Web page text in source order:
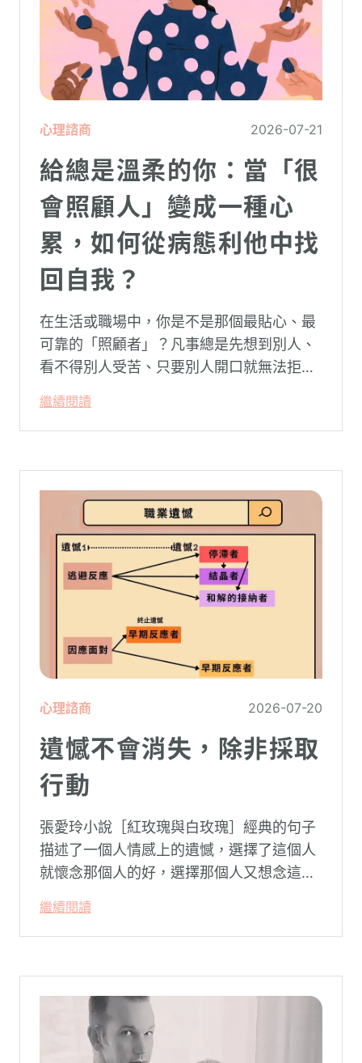
心理諮商 2026-07-21
給總是溫柔的你：當「很
會照顧人」變成一種心
累，如何從病態利他中找
回自我？
在生活或職場中，你是不是那個最貼心、最
可靠的「照顧者」？凡事總是先想到別人、
看不得別人受苦、只要別人開口就無法拒
常在夜深人靜時讓你感到莫名的心累與空
虛。
繼續閱讀
心理諮商 2026-07-20
遺憾不會消失，除非採取
行動
張愛玲小說［紅玫瑰與白玫瑰］經典的句子
描述了一個人情感上的遺憾，選擇了這個人
就懷念那個人的好，選擇那個人又想念這個
繼續閱讀